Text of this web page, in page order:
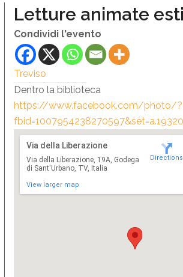
Letture animate
Condividi l'evento
Treviso
Dentro la biblioteca
https://www.facebook.com/photo/?
Via della Liberazione
Via della Liberazione, 19A, Godega
di Sant'Urbano, TV, Italia
View larger map
Directions